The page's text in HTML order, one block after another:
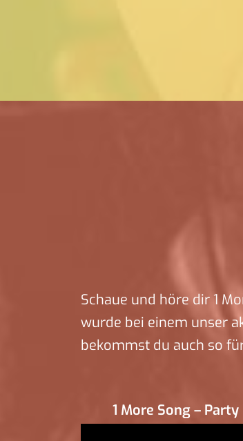
Schaue und höre dir 1
wurde bei einem unser
bekommst du auch so
1 More Song – Party